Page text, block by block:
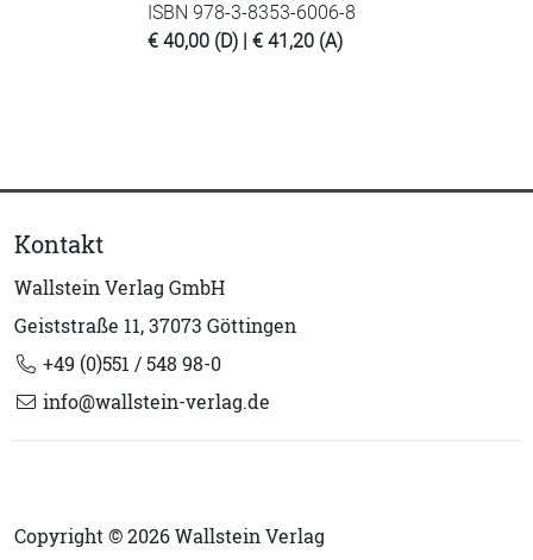
ISBN 978-3-8353-6006-8
€ 40,00 (D) | € 41,20 (A)
Kontakt
Wallstein Verlag GmbH
Geiststraße 11, 37073 Göttingen
+49 (0)551 / 548 98-0
info@wallstein-verlag.de
Copyright © 2026 Wallstein Verlag